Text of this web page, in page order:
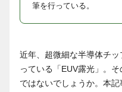
筆を行っている。
近年、超微細な半導体チ
っている「EUV露光」。
ではないでしょうか。本記